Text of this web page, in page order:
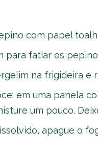
com papel
para fatiar os
na frigideira e
em uma panela
um pouco.
apague o